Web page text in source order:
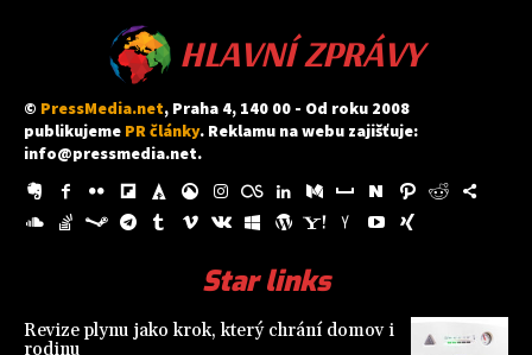
HLAVNÍ ZPRÁVY
© PressMedia.net, Praha 4, 140 00 - Od roku 2008
publikujeme PR články. Reklamu na webu zajišťuje:
info@pressmedia.net.
Star links
Revize plynu jako krok, který chrání domov i
rodinu